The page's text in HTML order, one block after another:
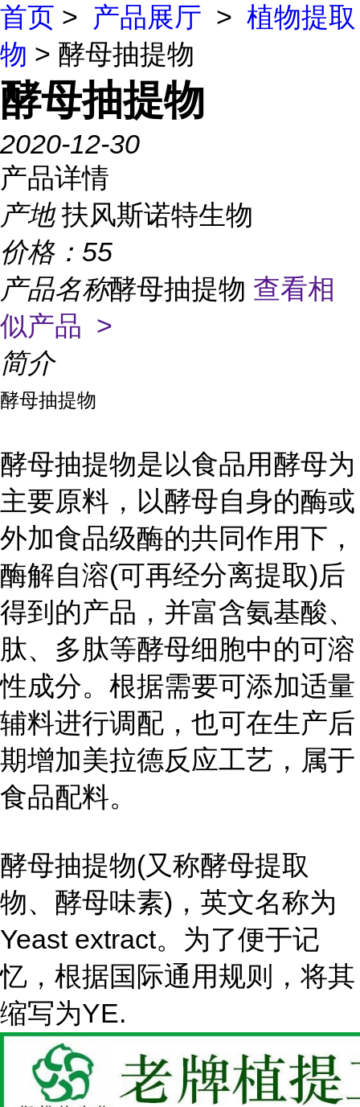
首页 > 产品展厅 > 植物提取
物 > 酵母抽提物
酵母抽提物
2020-12-30
产品详情
产地 扶风斯诺特生物
价格： 55
产品名称酵母抽提物 查看相
似产品 >
简介
酵母抽提物
酵母抽提物是以食品用酵母为
主要原料，以酵母自身的酶或
外加食品级酶的共同作用下，
酶解自溶(可再经分离提取)后
得到的产品，并富含氨基酸、
肽、多肽等酵母细胞中的可溶
性成分。根据需要可添加适量
辅料进行调配，也可在生产后
期增加美拉德反应工艺，属于
食品配料。
酵母抽提物(又称酵母提取
物、酵母味素)，英文名称为
Yeast extract。为了便于记
忆，根据国际通用规则，将其
缩写为YE.